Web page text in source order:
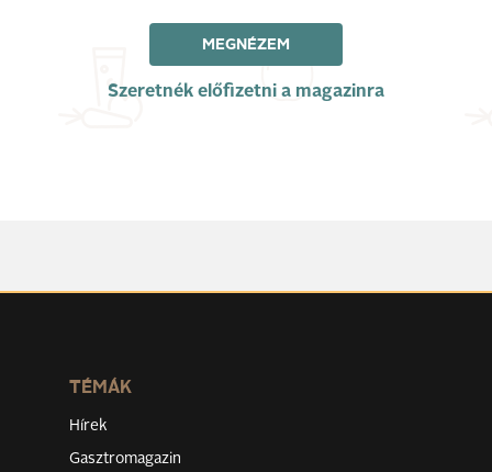
MEGNÉZEM
Szeretnék előfizetni a magazinra
TÉMÁK
Hírek
Gasztromagazin